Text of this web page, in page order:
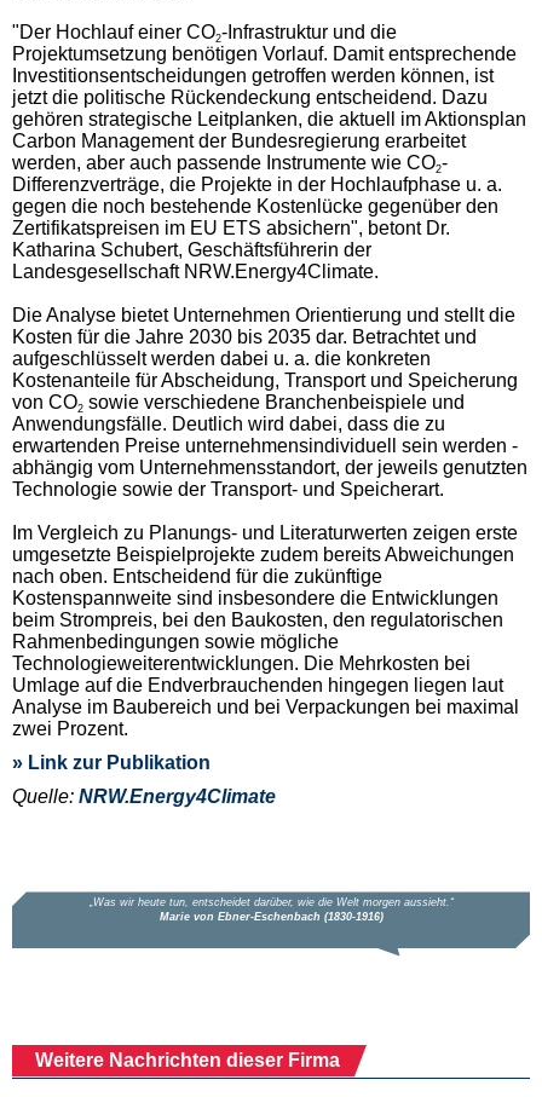
"Der Hochlauf einer CO2-Infrastruktur und die
Projektumsetzung benötigen Vorlauf. Damit entsprechende
Investitionsentscheidungen getroffen werden können, ist
jetzt die politische Rückendeckung entscheidend. Dazu
gehören strategische Leitplanken, die aktuell im Aktionsplan
Carbon Management der Bundesregierung erarbeitet
werden, aber auch passende Instrumente wie CO2-
Differenzverträge, die Projekte in der Hochlaufphase u. a.
gegen die noch bestehende Kostenlücke gegenüber den
Zertifikatspreisen im EU ETS absichern", betont Dr.
Katharina Schubert, Geschäftsführerin der
Landesgesellschaft NRW.Energy4Climate.
Die Analyse bietet Unternehmen Orientierung und stellt die
Kosten für die Jahre 2030 bis 2035 dar. Betrachtet und
aufgeschlüsselt werden dabei u. a. die konkreten
Kostenanteile für Abscheidung, Transport und Speicherung
von CO2 sowie verschiedene Branchenbeispiele und
Anwendungsfälle. Deutlich wird dabei, dass die zu
erwartenden Preise unternehmensindividuell sein werden -
abhängig vom Unternehmensstandort, der jeweils genutzten
Technologie sowie der Transport- und Speicherart.
Im Vergleich zu Planungs- und Literaturwerten zeigen erste
umgesetzte Beispielprojekte zudem bereits Abweichungen
nach oben. Entscheidend für die zukünftige
Kostenspannweite sind insbesondere die Entwicklungen
beim Strompreis, bei den Baukosten, den regulatorischen
Rahmenbedingungen sowie mögliche
Technologieweiterentwicklungen. Die Mehrkosten bei
Umlage auf die Endverbrauchenden hingegen liegen laut
Analyse im Baubereich und bei Verpackungen bei maximal
zwei Prozent.
» Link zur Publikation
Quelle: NRW.Energy4Climate
Weitere Nachrichten dieser Firma